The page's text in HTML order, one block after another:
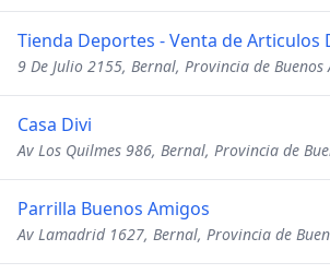
Tienda Deportes - Venta de Articulos
9 De Julio 2155, Bernal, Provincia de Buenos
Casa Divi
Av Los Quilmes 986, Bernal, Provincia de
Parrilla Buenos Amigos
Av Lamadrid 1627, Bernal, Provincia de